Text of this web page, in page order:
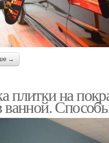
→
плитки на
ванной.